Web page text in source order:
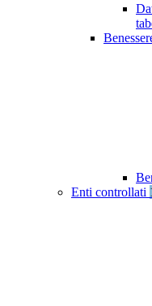
Enti controllati